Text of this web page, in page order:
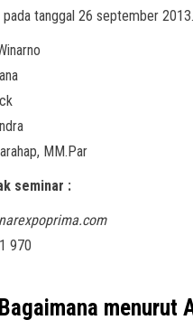
pada tanggal 26 september
MM.Par
seminar :
970
Bagaimana menurut